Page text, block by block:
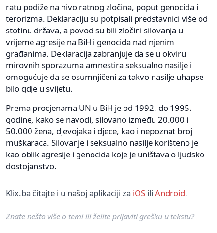
ratu podiže na nivo ratnog zločina, poput genocida i
terorizma. Deklaraciju su potpisali predstavnici više od
stotinu država, a povod su bili zločini silovanja u
vrijeme agresije na BiH i genocida nad njenim
građanima. Deklaracija zabranjuje da se u okviru
mirovnih sporazuma amnestira seksualno nasilje i
omogućuje da se osumnjičeni za takvo nasilje uhapse
bilo gdje u svijetu.
Prema procjenama UN u BiH je od 1992. do 1995.
godine, kako se navodi, silovano između 20.000 i
50.000 žena, djevojaka i djece, kao i nepoznat broj
muškaraca. Silovanje i seksualno nasilje korišteno je
kao oblik agresije i genocida koje je uništavalo ljudsko
dostojanstvo.
Klix.ba čitajte i u našoj aplikaciji za iOS ili Android.
Znate nešto više o temi ili želite prijaviti grešku u tekstu?